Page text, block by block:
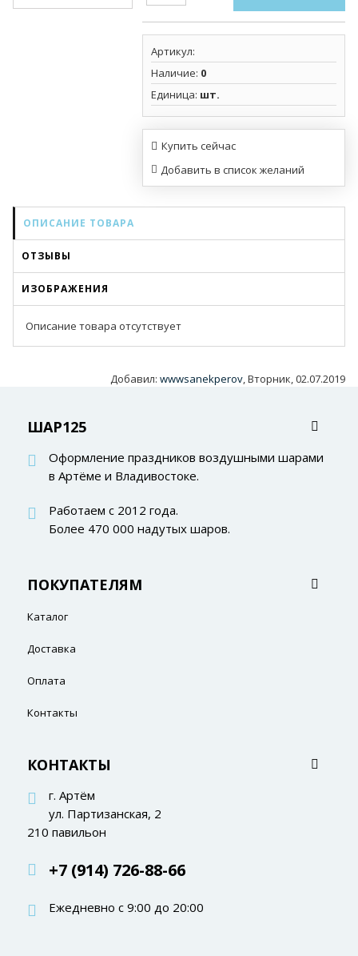
Артикул:
Наличие: 0
Единица: шт.
Купить сейчас
ОПИСАНИЕ ТОВАРА
ОТЗЫВЫ
ИЗОБРАЖЕНИЯ
Описание товара отсутствует
Добавил: wwwsanekperov, Вторник, 02.07.2019
ШАР125
Оформление праздников воздушными шарами
в Артёме и Владивостоке.
Работаем с 2012 года.
Более 470 000 надутых шаров.
ПОКУПАТЕЛЯМ
Каталог
Доставка
Оплата
Контакты
КОНТАКТЫ
г. Артём
ул. Партизанская, 2
210 павильон
+7 (914) 726-88-66
Ежедневно с 9:00 до 20:00